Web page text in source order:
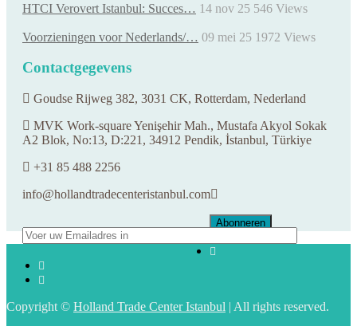
HTCI Verovert Istanbul: Succes… 14 nov 25 546 Views
Voorzieningen voor Nederlands/… 09 mei 25 1972 Views
Contactgegevens
Goudse Rijweg 382, 3031 CK, Rotterdam, Nederland
MVK Work-square Yenişehir Mah., Mustafa Akyol Sokak
A2 Blok, No:13, D:221, 34912 Pendik, İstanbul, Türkiye
+31 85 488 2256
info@hollandtradecenteristanbul.com
Copyright © Holland Trade Center Istanbul | All rights reserved.